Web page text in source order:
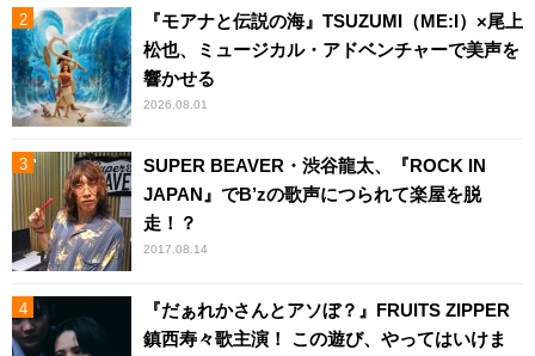
『モアナと伝説の海』TSUZUMI（ME:I）×尾上
松也、ミュージカル・アドベンチャーで美声を
響かせる
2026.08.01
SUPER BEAVER・渋谷龍太、『ROCK IN
JAPAN』でB’zの歌声につられて楽屋を脱
走！？
2017.08.14
『だぁれかさんとアソぼ？』FRUITS ZIPPER
鎮西寿々歌主演！ この遊び、やってはいけま